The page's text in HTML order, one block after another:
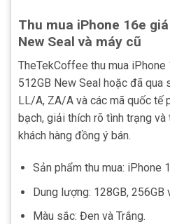
Thu mua iPhone 16e
New Seal và máy cũ
TheTekCoffee thu mua iPhone
512GB New Seal hoặc đã qua
LL/A, ZA/A và các mã quốc tế
bạch, giải thích rõ tình trạng và
khách hàng đồng ý bán.
Sản phẩm thu mua: iPhone
Dung lượng: 128GB, 256GB
Màu sắc: Đen và Trắng.